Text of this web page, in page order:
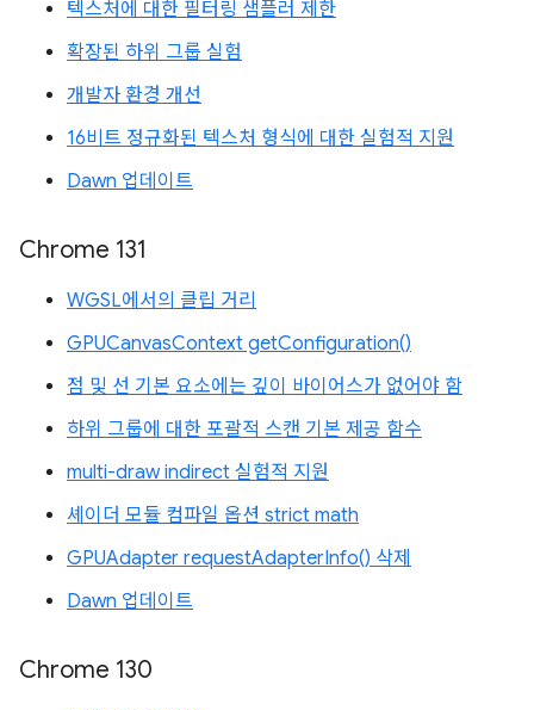
텍스처에 대한 필터링 샘플러 제한
확장된 하위 그룹 실험
개발자 환경 개선
16비트 정규화된 텍스처 형식에 대한 실험적 지원
Dawn 업데이트
Chrome 131
WGSL에서의 클립 거리
GPUCanvasContext getConfiguration()
점 및 선 기본 요소에는 깊이 바이어스가 없어야 함
하위 그룹에 대한 포괄적 스캔 기본 제공 함수
multi-draw indirect 실험적 지원
셰이더 모듈 컴파일 옵션 strict math
GPUAdapter requestAdapterInfo() 삭제
Dawn 업데이트
Chrome 130